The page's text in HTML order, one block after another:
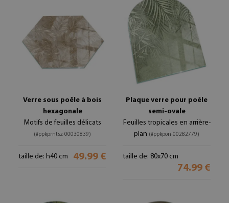
Verre sous poêle à bois
hexagonale
Motifs de feuilles délicats
(#ppkprntsz-00030839)
taille de: h40 cm 49.99 €
Plaque verre pour poêle
semi-ovale
Feuilles tropicales en arrière-
plan (#ppkpon-00282779)
taille de: 80x70 cm
74.99 €